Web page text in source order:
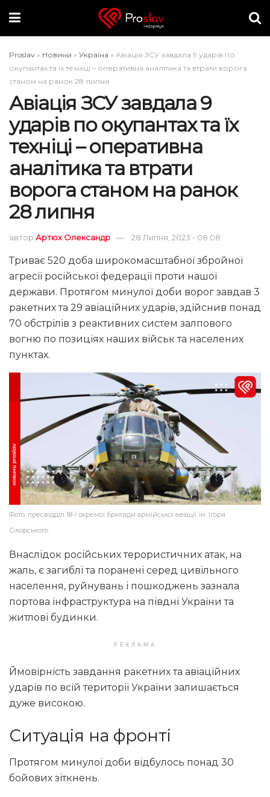
Proslav » Новини » Україна » Авіація ЗСУ завдала 9 ударів по
окупантах та їх техніці – оперативна аналітика та втрати ворога
станом на ранок 28 липня
Авіація ЗСУ завдала 9
ударів по окупантах та їх
техніці – оперативна
аналітика та втрати
ворога станом на ранок
28 липня
автор Артюх Олександр 28 Липня, 2023 - 08:08
Триває 520 доба широкомасштабної збройної
агресії російської федерації проти нашої
держави. Протягом минулої доби ворог завдав 3
ракетних та 29 авіаційних ударів, здійснив понад
70 обстрілів з реактивних систем залпового
вогню по позиціях наших військ та населених
пунктах.
Фото: пресвідділ 18-ї окремої бригади армійської авіації ім. Ігоря
Сікорського
Внаслідок російських терористичних атак, на
жаль, є загиблі та поранені серед цивільного
населення, руйнувань і пошкоджень зазнала
портова інфраструктура на півдні України та
житлові будинки.
РЕКЛАМА
Ймовірність завдання ракетних та авіаційних
ударів по всій території України залишається
дуже високою.
Ситуація на фронті
Протягом минулої доби відбулось понад 30
бойових зіткнень.